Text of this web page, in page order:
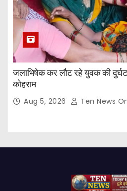
जलाभिषेक कर लौट रहे युवक की
कोहराम
Aug 5, 2026 Ten News